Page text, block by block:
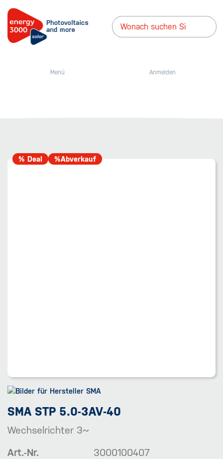
Menü Anmelden
% Deal %Abverkauf
SMA STP 5.0-3AV-40
Wechselrichter 3~
Art.-Nr.
3000100407